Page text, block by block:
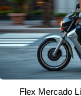
Flex Mercado